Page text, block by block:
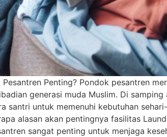
Penting? Pondok pesantren
generasi muda Muslim. Di
santri untuk memenuhi kebutuhan
alasan akan pentingnya fasilitas
sangat penting untuk menjaga